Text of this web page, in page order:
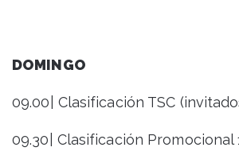
DOMINGO
09.00| Clasificación TSC
09.30| Clasificación Promocional